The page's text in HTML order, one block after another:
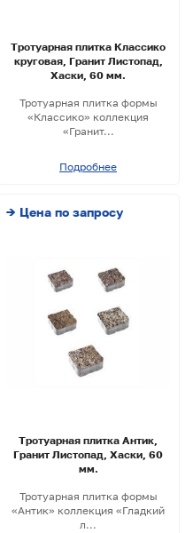
Тротуарная плитка Классико
круговая, Гранит Листопад,
Хаски, 60 мм.
Тротуарная плитка формы
«Классико» коллекция
«Гранит...
Подробнее
→ Цена по запросу
Тротуарная плитка Антик,
Гранит Листопад, Хаски, 60
мм.
Тротуарная плитка формы
«Антик» коллекция «Гладкий
л...